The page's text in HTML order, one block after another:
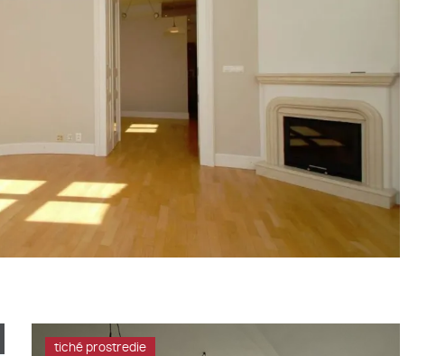
tiché prostredie